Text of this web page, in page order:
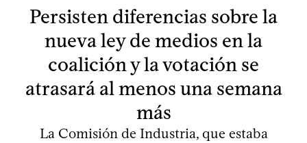
Persisten diferencias sobre la
nueva ley de medios en la
coalición y la votación se
atrasará al menos una semana
más
La Comisión de Industria, que estaba